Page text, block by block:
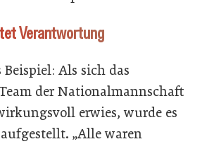
Verantwortung
Beispiel: Als sich das
der Nationalmannschaft
erwies, wurde es
„Alle waren